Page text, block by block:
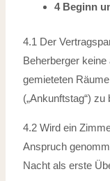
4 Beginn
4.1 Der
Beherberger
gemieteten
(„Ankunftstag“) zu
4.2 Wird ein
Anspruch
Nacht als erste